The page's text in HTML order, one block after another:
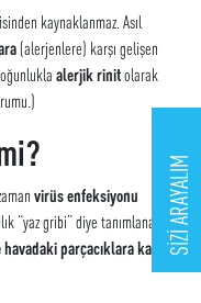
SİZİ ARAYALIM
kaynaklanmaz. Asıl
(alerjenlere) karşı gelişen
alerjik rinitolarak
virüs enfeksiyonu
“yaz gribi” diye tanımlanan
parçacıklara karşı